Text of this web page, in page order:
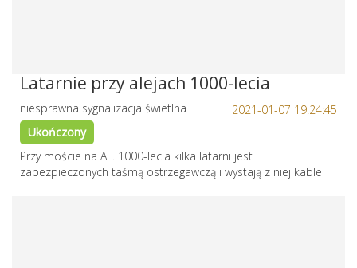
Latarnie przy alejach 1000-lecia
2021-01-07 19:24:45
niesprawna sygnalizacja świetlna
Ukończony
Przy moście na AL. 1000-lecia kilka latarni jest
zabezpieczonych taśmą ostrzegawczą i wystają z niej kable